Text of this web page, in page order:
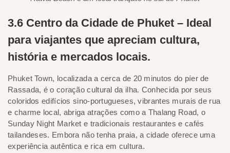
3.6 Centro da Cidade de Phuket – Ideal
para viajantes que apreciam cultura,
história e mercados locais.
Phuket Town, localizada a cerca de 20 minutos do píer de
Rassada, é o coração cultural da ilha. Conhecida por seus
coloridos edifícios sino-portugueses, vibrantes murais de rua
e charme local, abriga atrações como a Thalang Road, o
Sunday Night Market e tradicionais restaurantes e cafés
tailandeses. Embora não tenha praia, a cidade oferece uma
experiência autêntica e rica em cultura.